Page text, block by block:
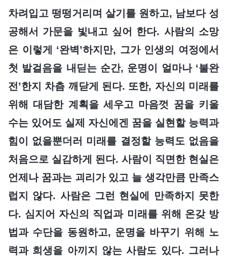
차려입고 떵떵거리며 살기를 원하고, 남보다 성
공해서 가문을 빛내고 싶어 한다. 사람의 소망
은 이렇게 ‘완벽’하지만, 그가 인생의 여정에서
첫 발걸음을 내딛는 순간, 운명이 얼마나 ‘불완
전’한지 차츰 깨닫게 된다. 또한, 자신의 미래를
위해 대담한 계획을 세우고 마음껏 꿈을 키울
수는 있어도 실제 자신에겐 꿈을 실현할 능력과
힘이 없을뿐더러 미래를 결정할 능력도 없음을
처음으로 실감하게 된다. 사람이 직면한 현실은
언제나 꿈과는 괴리가 있고 늘 생각만큼 만족스
럽지 않다. 사람은 그런 현실에 만족하지 못한
다. 심지어 자신의 직업과 미래를 위해 온갖 방
법과 수단을 동원하고, 운명을 바꾸기 위해 노
력과 희생을 아끼지 않는 사람도 있다. 그러나